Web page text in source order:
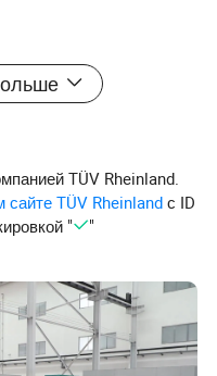
TÜV Rheinland.
TÜV Rheinland с ID
"
"